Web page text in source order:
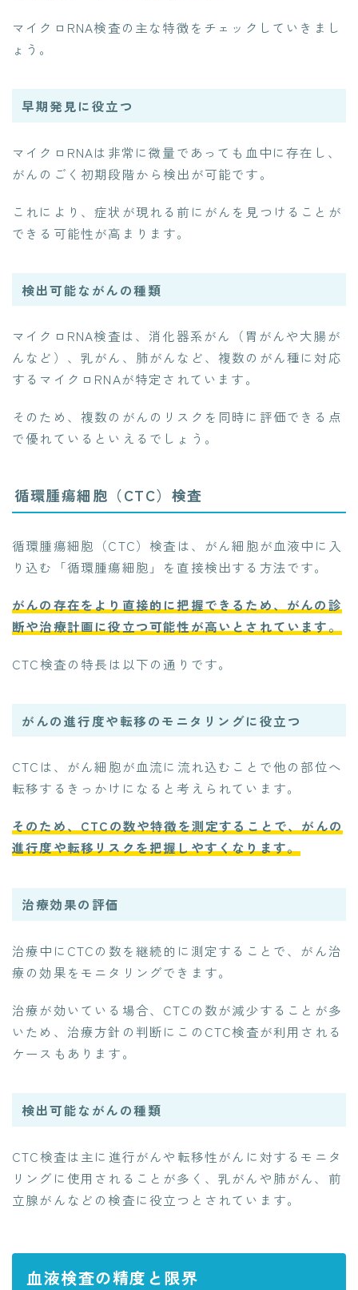
マイクロRNA検査の主な特徴をチェックしていきまし
ょう。
早期発見に役立つ
マイクロRNAは非常に微量であっても血中に存在し、
がんのごく初期段階から検出が可能です。
これにより、症状が現れる前にがんを見つけることが
できる可能性が高まります。
検出可能ながんの種類
マイクロRNA検査は、消化器系がん（胃がんや大腸が
んなど）、乳がん、肺がんなど、複数のがん種に対応
するマイクロRNAが特定されています。
そのため、複数のがんのリスクを同時に評価できる点
で優れているといえるでしょう。
循環腫瘍細胞（CTC）検査
循環腫瘍細胞（CTC）検査は、がん細胞が血液中に入
り込む「循環腫瘍細胞」を直接検出する方法です。
がんの存在をより直接的に把握できるため、がんの診
断や治療計画に役立つ可能性が高いとされています。
CTC検査の特長は以下の通りです。
がんの進行度や転移のモニタリングに役立つ
CTCは、がん細胞が血流に流れ込むことで他の部位へ
転移するきっかけになると考えられています。
そのため、CTCの数や特徴を測定することで、がんの
進行度や転移リスクを把握しやすくなります。
治療効果の評価
治療中にCTCの数を継続的に測定することで、がん治
療の効果をモニタリングできます。
治療が効いている場合、CTCの数が減少することが多
いため、治療方針の判断にこのCTC検査が利用される
ケースもあります。
検出可能ながんの種類
CTC検査は主に進行がんや転移性がんに対するモニタ
リングに使用されることが多く、乳がんや肺がん、前
立腺がんなどの検査に役立つとされています。
血液検査の精度と限界